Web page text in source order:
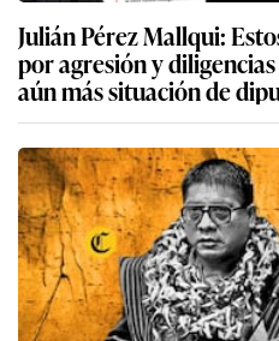
Julián Pérez Mallqui:
por agresión y
aún más situación de